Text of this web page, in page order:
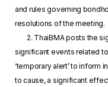
and rules governing
resolutions of the meeting.
2. ThaiBMA posts the
significant events related
‘temporary alert’ to inform
to cause, a significant